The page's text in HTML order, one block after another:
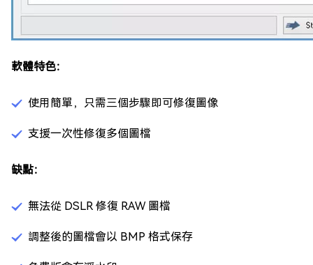
軟體特色：
使用簡單，只需三個步驟即可修復圖像
支援一次性修復多個圖檔
缺點：
無法從 DSLR 修復 RAW 圖檔
調整後的圖檔會以 BMP 格式保存